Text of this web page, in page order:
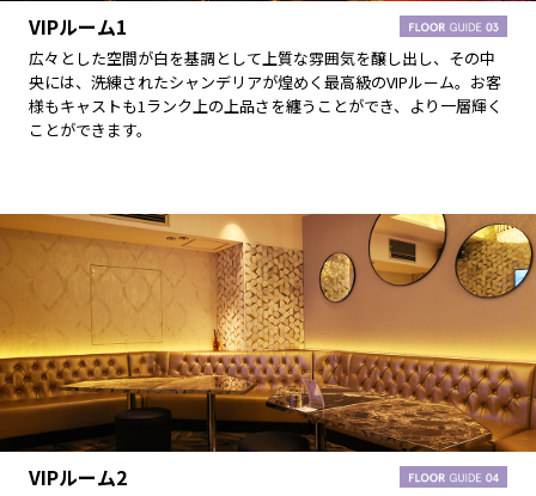
VIPルーム1
広々とした空間が白を基調として上質な雰囲気を醸し出し、その中
央には、洗練されたシャンデリアが煌めく最高級のVIPルーム。お客
様もキャストも1ランク上の上品さを纏うことができ、より一層輝く
ことができます。
VIPルーム2